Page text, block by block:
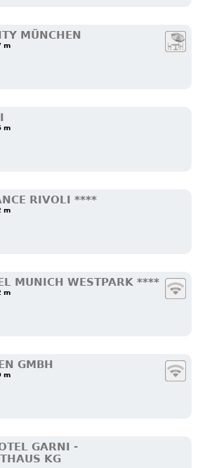
MÜNCHEN
m
m
RIVOLI ****
m
MUNICH WESTPARK ****
m
GMBH
m
GARNI -
KG